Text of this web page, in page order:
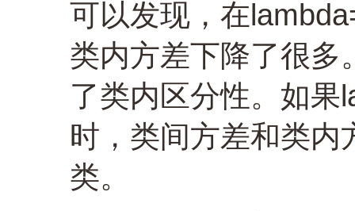
可以发现，在
类内方差下降了很多
了类内区分性。如果
时，类间方差和类内
类。